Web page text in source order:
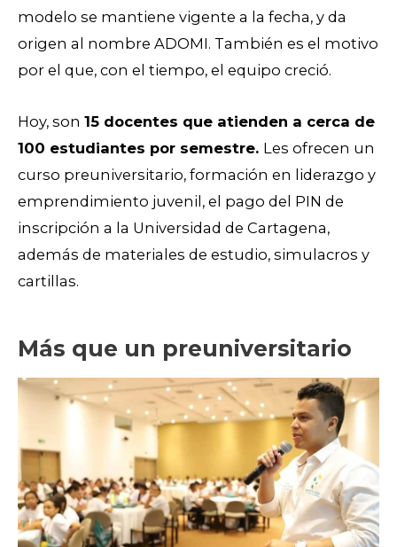
modelo se mantiene vigente a la fecha, y da
origen al nombre ADOMI. También es el motivo
por el que, con el tiempo, el equipo creció.
Hoy, son 15 docentes que atienden a cerca de
100 estudiantes por semestre. Les ofrecen un
curso preuniversitario, formación en liderazgo y
emprendimiento juvenil, el pago del PIN de
inscripción a la Universidad de Cartagena,
además de materiales de estudio, simulacros y
cartillas.
Más que un preuniversitario